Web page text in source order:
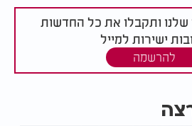
שלנו ותקבלו את כל החדשות
ישירות למייל
להרשמה